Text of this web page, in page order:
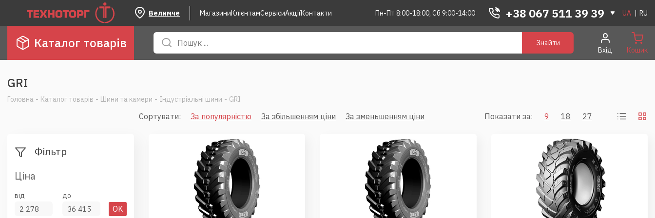
Велимче МагазиниКлієнтамСервісиАкціїКонтакти Пн-Пт 8:00-18:00, Сб 9:00-14:00 +38 067 511 39 39 UA RU
Каталог товарів
Знайти
Вхід
Кошик
GRI
Головна - Каталог товарів - Шини та камери - Індустріальні шини - GRI
Сортувати: За популярністю За збільшенням ціни За зменьшенням ціни Показати за: 9 18 27
Фільтр
Ціна
від до
OK